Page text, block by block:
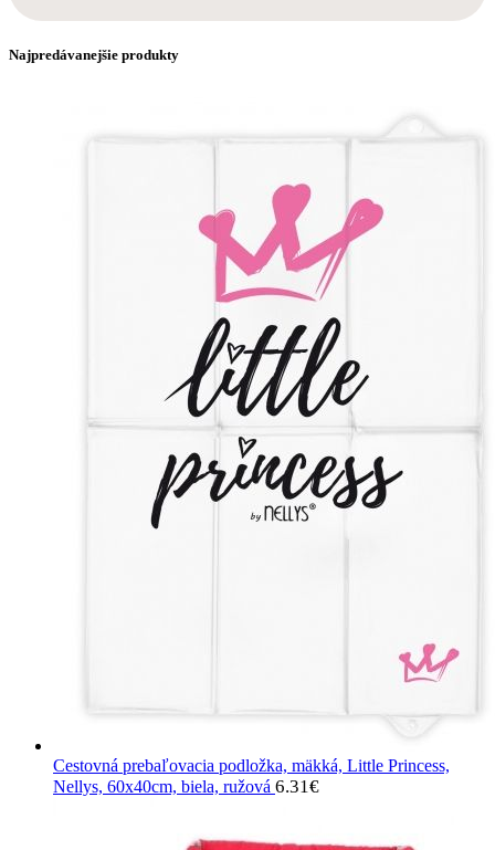
Najpredávanejšie produkty
Cestovná prebaľovacia podložka, mäkká, Little Princess,
Nellys, 60x40cm, biela, ružová 6.31€